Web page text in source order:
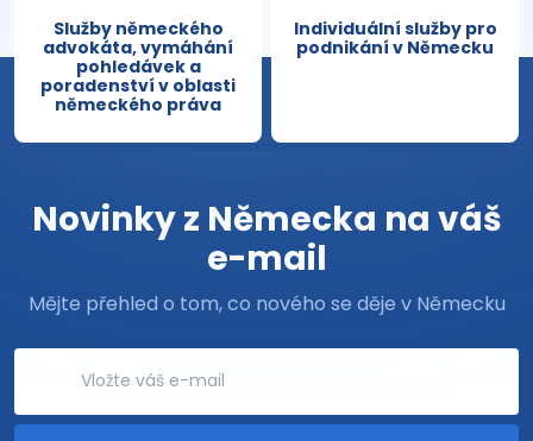
Služby německého
advokáta, vymáhání
pohledávek a
poradenství v oblasti
německého práva
Individuální služby pro
podnikání v Německu
Novinky z Německa na váš
e-mail
Mějte přehled o tom, co nového se děje v Německu